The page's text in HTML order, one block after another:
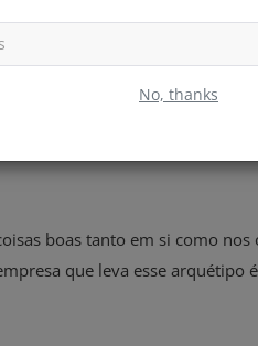
No, thanks
nesse ramo do
dentro dos negócios.
de empresa que adotou o
boas tanto em si como nos
que leva esse arquétipo